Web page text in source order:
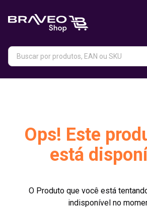
Ops! Este
está
O Produto que você está
indisponível no